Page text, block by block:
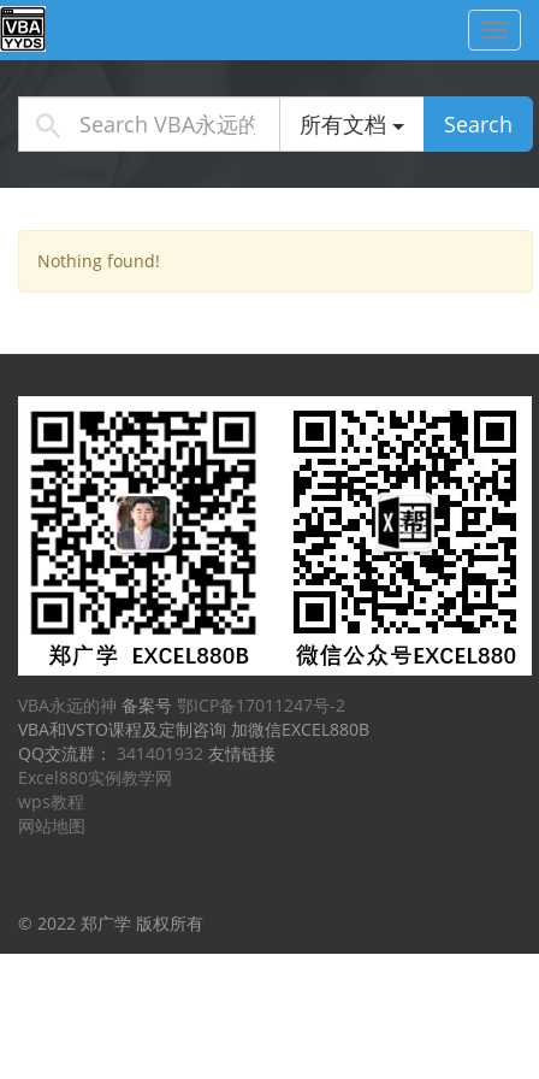
所有文档 Search
Nothing found!
VBA永远的神 备案号 鄂ICP备17011247号-2
VBA和VSTO课程及定制咨询 加微信EXCEL880B
QQ交流群： 341401932 友情链接
Excel880实例教学网
wps教程
网站地图
© 2022 郑广学 版权所有